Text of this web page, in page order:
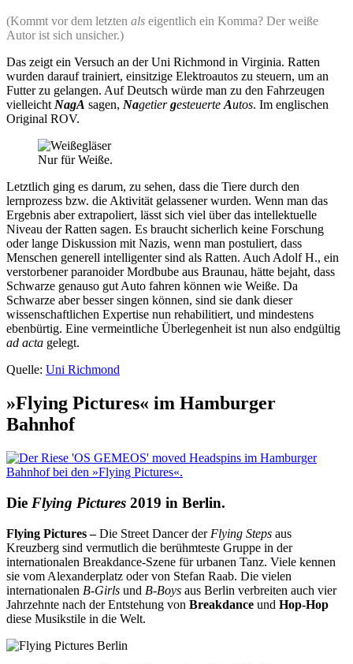
(Kommt vor dem letzten als eigentlich ein Komma? Der weiße
Autor ist sich unsicher.)
Das zeigt ein Versuch an der Uni Richmond in Virginia. Ratten
wurden darauf trainiert, einsitzige Elektroautos zu steuern, um an
Futter zu gelangen. Auf Deutsch würde man zu den Fahrzeugen
vielleicht NagA sagen, Nagetiergesteuerte Autos. Im englischen
Original ROV.
Nur für Weiße.
Letztlich ging es darum, zu sehen, dass die Tiere durch den
lernprozess bzw. die Aktivität gelassener wurden. Wenn man das
Ergebnis aber extrapoliert, lässt sich viel über das intellektuelle
Niveau der Ratten sagen. Es braucht sicherlich keine Forschung
oder lange Diskussion mit Nazis, wenn man postuliert, dass
Menschen generell intelligenter sind als Ratten. Auch Adolf H., ein
verstorbener paranoider Mordbube aus Braunau, hätte bejaht, dass
Schwarze genauso gut Auto fahren können wie Weiße. Da
Schwarze aber besser singen können, sind sie dank dieser
wissenschaftlichen Expertise nun rehabilitiert, und mindestens
ebenbürtig. Eine vermeintliche Überlegenheit ist nun also endgültig
ad acta gelegt.
Quelle: Uni Richmond
»Flying Pictures« im Hamburger
Bahnhof
Die Flying Pictures 2019 in Berlin.
Flying Pictures –Die Street Dancer der Flying Steps aus
Kreuzberg sind vermutlich die berühmteste Gruppe in der
internationalen Breakdance-Szene für urbanen Tanz. Viele kennen
sie vom Alexanderplatz oder von Stefan Raab. Die vielen
internationalen B-Girls und B-Boys aus Berlin verbreiten auch vier
Jahrzehnte nach der Entstehung von Breakdance und Hop-Hop
diese Musikstile in die Welt.